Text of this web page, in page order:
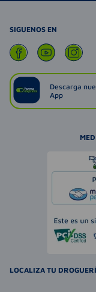
SIGUENOS EN
Descarga
App
LOCALIZA TU